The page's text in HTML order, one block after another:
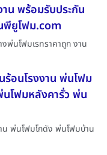
าน พร้อมรับประกัน
พียูโฟม.com
พ่นโฟมเรทราคาถูก งาน
อนโรงงาน พ่นโฟม
โฟมหลังคารั่ว พ่น
พ่นโฟมโกดัง พ่นโฟมบ้าน